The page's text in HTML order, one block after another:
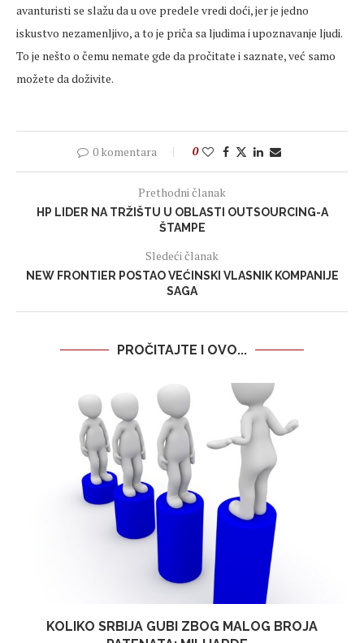
avanturisti se slažu da u ove predele vredi doći, jer je jedno
iskustvo nezamenljivo, a to je priča sa ljudima i upoznavanje ljudi.
To je nešto o čemu nemate gde da pročitate i saznate, već samo
možete da doživite.
0 komentara 0
Prethodni članak
HP LIDER NA TRŽIŠTU U OBLASTI OUTSOURCING-A
ŠTAMPE
Sledeći članak
NEW FRONTIER POSTAO VEĆINSKI VLASNIK KOMPANIJE
SAGA
PROČITAJTE I OVO...
KOLIKO SRBIJA GUBI ZBOG MALOG BROJA